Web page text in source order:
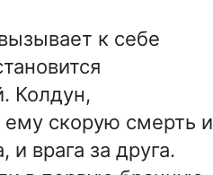
к себе
Колдун,
скорую смерть и
врага за друга.